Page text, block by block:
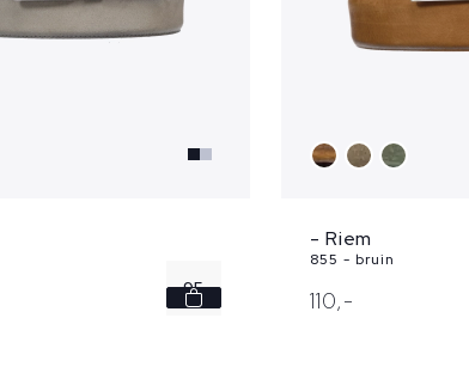
95
- Riem
855 - bruin
110,-